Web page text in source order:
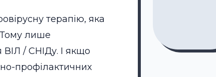
терапію, яка
Тому лише
/ СНІДу. І якщо
профілактичних